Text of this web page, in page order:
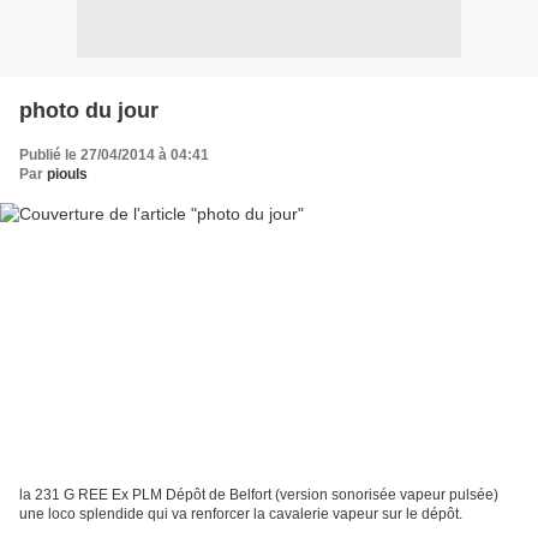
photo du jour
Publié le 27/04/2014 à 04:41
Par piouls
la 231 G REE Ex PLM Dépôt de Belfort (version sonorisée vapeur pulsée)
une loco splendide qui va renforcer la cavalerie vapeur sur le dépôt.